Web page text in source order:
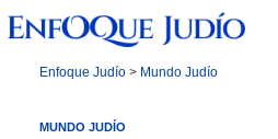
Enfoque Judío> Mundo Judío
MUNDO JUDÍO